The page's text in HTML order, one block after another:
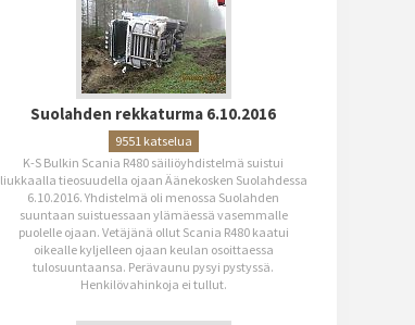
Suolahden rekkaturma 6.10.2016
9551 katselua
K-S Bulkin Scania R480 säiliöyhdistelmä suistui
liukkaalla tieosuudella ojaan Äänekosken Suolahdessa
6.10.2016. Yhdistelmä oli menossa Suolahden
suuntaan suistuessaan ylämäessä vasemmalle
puolelle ojaan. Vetäjänä ollut Scania R480 kaatui
oikealle kyljelleen ojaan keulan osoittaessa
tulosuuntaansa. Perävaunu pysyi pystyssä.
Henkilövahinkoja ei tullut.